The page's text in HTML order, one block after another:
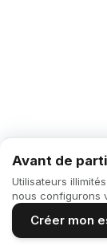
STARTUPS
Un guide du
flottant
Avant de
Utilisateurs
nous configurons
Créer mon